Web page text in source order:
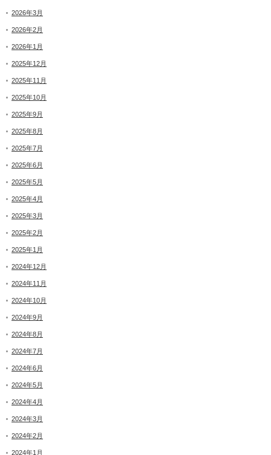
2026年3月
2026年2月
2026年1月
2025年12月
2025年11月
2025年10月
2025年9月
2025年8月
2025年7月
2025年6月
2025年5月
2025年4月
2025年3月
2025年2月
2025年1月
2024年12月
2024年11月
2024年10月
2024年9月
2024年8月
2024年7月
2024年6月
2024年5月
2024年4月
2024年3月
2024年2月
2024年1月